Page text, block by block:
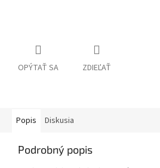
OPÝTAŤ SA ZDIEĽAŤ
Popis Diskusia
Podrobný popis